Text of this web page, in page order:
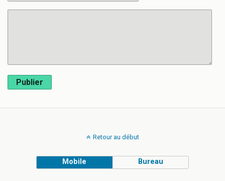
Publier
Retour au début
Mobile Bureau